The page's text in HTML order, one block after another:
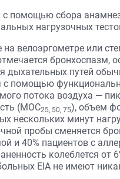
помощью сбора
нагрузочных
велоэргометре или
бронхоспазм,
дыхательных путей
с помощью
потока воздуха —
(МОС25, 50, 75), объем
нескольких минут
пробы сменяется
и 40% пациентов с
колеблется от
EIA не имеют